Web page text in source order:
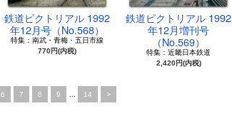
鉄道ピクトリアル 1992
年12月号（No.568）
特集：南武・青梅・五日市線
770円(内税)
鉄道ピクトリアル 1992
年12月増刊号
（No.569）
特集：近畿日本鉄道
2,420円(内税)
6 7 8 9 ... 14 >